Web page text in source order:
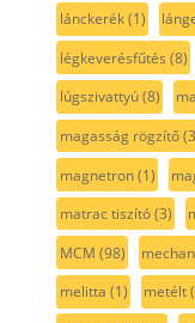
lánckerék(1)
légkeverésfűtés (8)
lúgszivattyú(8)
magasság rögzítő
magnetron(1)
matrac tiszító(3)
MCM (98)
melitta (1) metélt